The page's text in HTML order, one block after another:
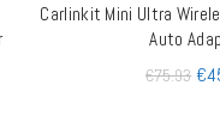
AJOUTER
Carlinkit Mini Ultra
Auto
€75.93 €